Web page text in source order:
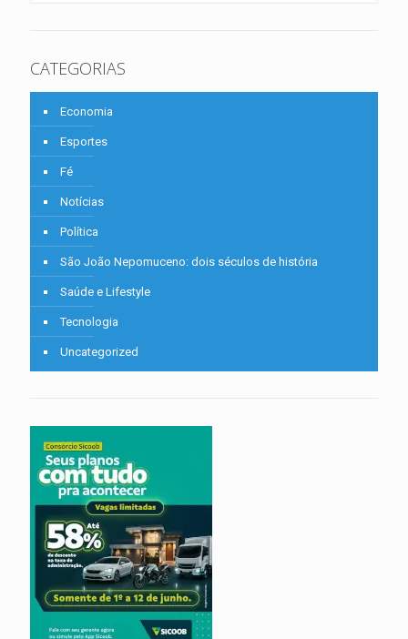
CATEGORIAS
Economia
Esportes
Fé
Notícias
Política
São João Nepomuceno: dois séculos de história
Saúde e Lifestyle
Tecnologia
Uncategorized